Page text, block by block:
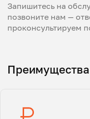
Запишитесь на
позвоните нам —
проконсультируем
Преимущества